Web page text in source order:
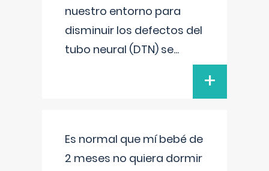
nuestro entorno para
disminuir los defectos del
tubo neural (DTN) se...
+
Es normal que mí bebé de
2 meses no quiera dormir